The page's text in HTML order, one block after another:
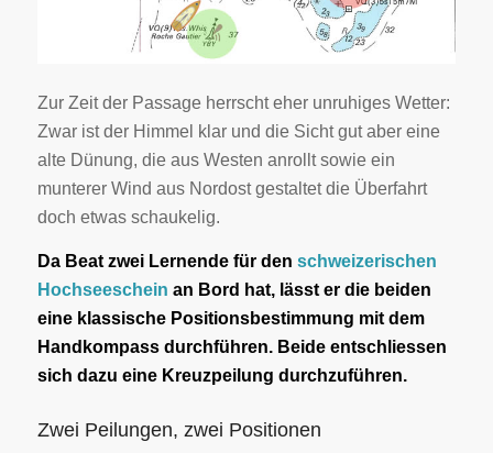
Zur Zeit der Passage herrscht eher unruhiges Wetter:
Zwar ist der Himmel klar und die Sicht gut aber eine
alte Dünung, die aus Westen anrollt sowie ein
munterer Wind aus Nordost gestaltet die Überfahrt
doch etwas schaukelig.
Da Beat zwei Lernende für den schweizerischen
Hochseeschein an Bord hat, lässt er die beiden
eine klassische Positionsbestimmung mit dem
Handkompass durchführen. Beide entschliessen
sich dazu eine Kreuzpeilung durchzuführen.
Zwei Peilungen, zwei Positionen